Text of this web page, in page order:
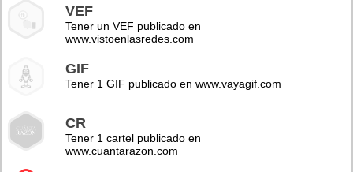
VEF
Tener un VEF publicado en
www.vistoenlasredes.com
GIF
Tener 1 GIF publicado en www.vayagif.com
CR
Tener 1 cartel publicado en
www.cuantarazon.com